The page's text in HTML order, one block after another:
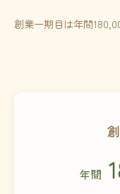
創業一期目は年間
年間